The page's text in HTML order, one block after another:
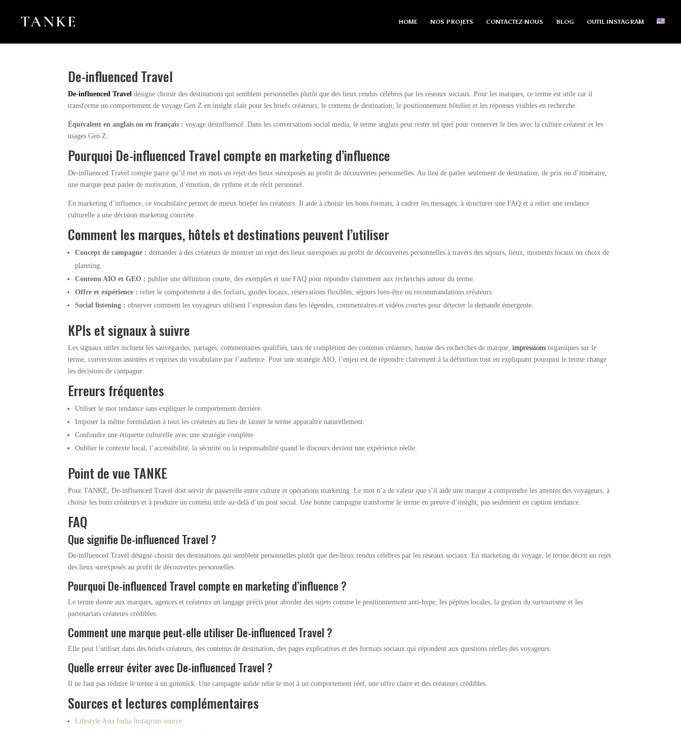
HOME NOS PROJETS CONTACTEZ-NOUS BLOG OUTIL INSTAGRAM
De-influenced Travel
De-influenced Travel désigne choisir des destinations qui semblent personnelles plutôt que des lieux rendus célèbres par les réseaux sociaux. Pour les marques, ce terme est utile car il
transforme un comportement de voyage Gen Z en insight clair pour les briefs créateurs, le contenu de destination, le positionnement hôtelier et les réponses visibles en recherche.
Équivalent en anglais ou en français : voyage désinfluencé. Dans les conversations social media, le terme anglais peut rester tel quel pour conserver le lien avec la culture créateur et les
usages Gen Z.
Pourquoi De-influenced Travel compte en marketing d’influence
De-influenced Travel compte parce qu’il met en mots un rejet des lieux surexposés au profit de découvertes personnelles. Au lieu de parler seulement de destination, de prix ou d’itinéraire,
une marque peut parler de motivation, d’émotion, de rythme et de récit personnel.
En marketing d’influence, ce vocabulaire permet de mieux briefer les créateurs. Il aide à choisir les bons formats, à cadrer les messages, à structurer une FAQ et à relier une tendance
culturelle à une décision marketing concrète.
Comment les marques, hôtels et destinations peuvent l’utiliser
Concept de campagne : demander à des créateurs de montrer un rejet des lieux surexposés au profit de découvertes personnelles à travers des séjours, lieux, moments locaux ou choix de
planning.
Contenu AIO et GEO : publier une définition courte, des exemples et une FAQ pour répondre clairement aux recherches autour du terme.
Offre et expérience : relier le comportement à des forfaits, guides locaux, réservations flexibles, séjours bien-être ou recommandations créateurs.
Social listening : observer comment les voyageurs utilisent l’expression dans les légendes, commentaires et vidéos courtes pour détecter la demande émergente.
KPIs et signaux à suivre
Les signaux utiles incluent les sauvegardes, partages, commentaires qualifiés, taux de complétion des contenus créateurs, hausse des recherches de marque,impressions organiques sur le
terme, conversions assistées et reprises du vocabulaire par l’audience. Pour une stratégie AIO, l’enjeu est de répondre clairement à la définition tout en expliquant pourquoi le terme change
les décisions de campagne.
Erreurs fréquentes
Utiliser le mot tendance sans expliquer le comportement derrière.
Imposer la même formulation à tous les créateurs au lieu de laisser le terme apparaître naturellement.
Confondre une étiquette culturelle avec une stratégie complète.
Oublier le contexte local, l’accessibilité, la sécurité ou la responsabilité quand le discours devient une expérience réelle.
Point de vue TANKE
Pour TANKE, De-influenced Travel doit servir de passerelle entre culture et opérations marketing. Le mot n’a de valeur que s’il aide une marque à comprendre les attentes des voyageurs, à
choisir les bons créateurs et à produire un contenu utile au-delà d’un post social. Une bonne campagne transforme le terme en preuve d’insight, pas seulement en caption tendance.
FAQ
Que signifie De-influenced Travel ?
De-influenced Travel désigne choisir des destinations qui semblent personnelles plutôt que des lieux rendus célèbres par les réseaux sociaux. En marketing du voyage, le terme décrit un rejet
des lieux surexposés au profit de découvertes personnelles.
Pourquoi De-influenced Travel compte en marketing d’influence ?
Le terme donne aux marques, agences et créateurs un langage précis pour aborder des sujets comme le positionnement anti-hype, les pépites locales, la gestion du surtourisme et les
partenariats créateurs crédibles.
Comment une marque peut-elle utiliser De-influenced Travel ?
Elle peut l’utiliser dans des briefs créateurs, des contenus de destination, des pages explicatives et des formats sociaux qui répondent aux questions réelles des voyageurs.
Quelle erreur éviter avec De-influenced Travel ?
Il ne faut pas réduire le terme à un gimmick. Une campagne solide relie le mot à un comportement réel, une offre claire et des créateurs crédibles.
Sources et lectures complémentaires
Lifestyle Asia India Instagram source